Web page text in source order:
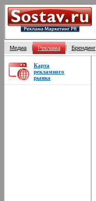
Медиа Реклама Брендинг
Карта
рекламного
рынка